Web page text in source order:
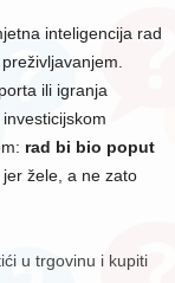
inteligencija rad
ili igranja
rad bi bio poput
jer žele, a ne zato
u trgovinu i kupiti